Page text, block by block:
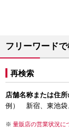
フリーワード
再検索
店舗名称または住
例） 新宿、東池袋
量販店の営業状況に